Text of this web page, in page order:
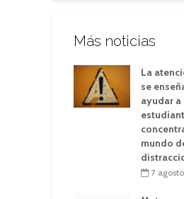
Más noticias
La
se
ayudar a
mundo
7